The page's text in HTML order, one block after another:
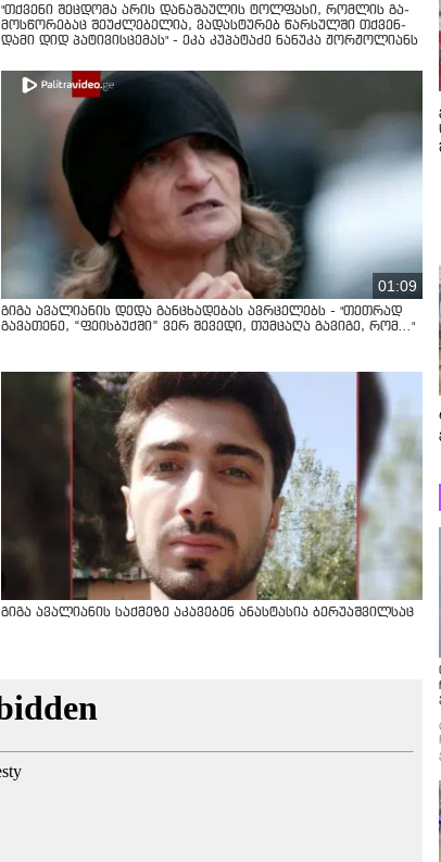
"თქვენი შეცდომა არის დანაშაულის ტოლფასი, რომ­ლის გა­
მოს­წო­რე­ბაც შე­უძ­ლე­ბე­ლია, ვა­დას­ტუ­რებ წარ­სულ­ში თქვენ­
და­მი დიდ პა­ტი­ვის­ცე­მას" - ეკა კუპატაძე ნანუკა ჟორჟოლიანს
01:09
გიგა ავალიანის დედა განცხადებას ავრცელებს - "თეთრად
გავათენე, “ფეისბუქში” ვერ შევედი, თუმცაღა გავიგე, რომ..."
გიგა ავალიანის საქმეზე აკავებენ ანასტასია ბერუაშვილსაც